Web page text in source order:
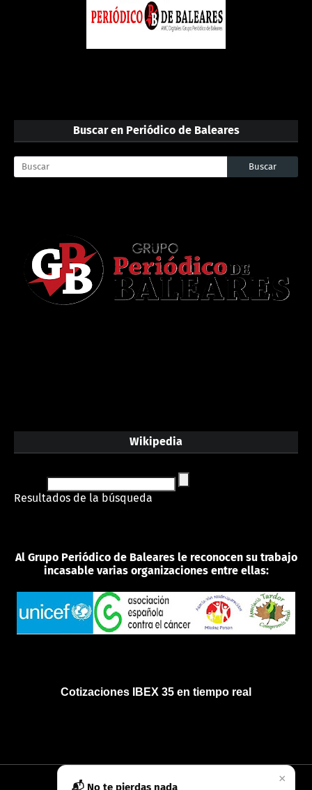
Buscar en Periódico de Baleares
Wikipedia
Resultados de la búsqueda
Al Grupo Periódico de Baleares le reconocen su trabajo
incasable varias organizaciones entre ellas:
Cotizaciones IBEX 35 en tiempo real
INICIO QUIÉNES SOMOS POLÍTICA DE PRIVACIDAD
×
📬 No te pierdas nada